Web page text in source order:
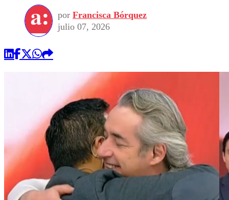
Torneo Internacional
Torneo Nacional
Internacional
Nacional
Programas
Comercial
por Francisca Bórquez
julio 07, 2026